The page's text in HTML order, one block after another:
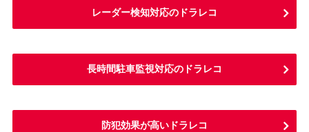
レーダー検知対応のドラレコ
長時間駐車監視対応のドラレコ
防犯効果が高いドラレコ